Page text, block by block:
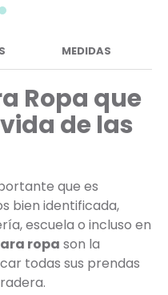
MEDIDAS
Ropa que
de las
que es
bien identificada,
escuela o incluso en
ropa son la
todas sus prendas